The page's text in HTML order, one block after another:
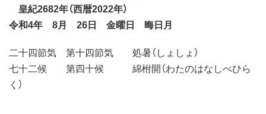
皇紀2682年（西暦2022年）
令和4年 8月 26日 金曜日 晦日月
二十四節気 第十四節気 処暑（しょしょ）
七十二候 第四十候 綿柎開（わたのはなしべひら
く）